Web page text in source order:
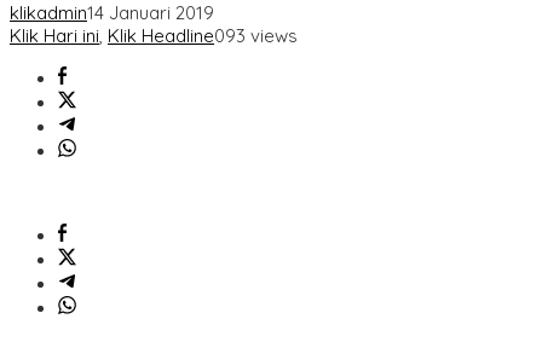
klikadmin14 Januari 2019
Klik Hari ini, Klik Headline093 views